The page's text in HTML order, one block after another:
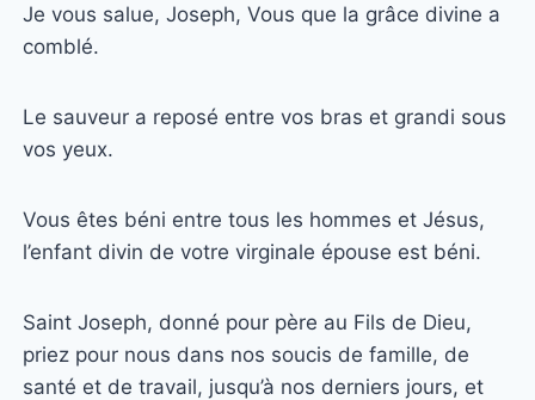
Je vous salue, Joseph, Vous que la grâce divine a
comblé.
Le sauveur a reposé entre vos bras et grandi sous
vos yeux.
Vous êtes béni entre tous les hommes et Jésus,
l’enfant divin de votre virginale épouse est béni.
Saint Joseph, donné pour père au Fils de Dieu,
priez pour nous dans nos soucis de famille, de
santé et de travail, jusqu’à nos derniers jours, et